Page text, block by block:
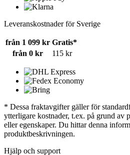
Leveranskostnader för Sverige
från 1 099 kr Gratis*
från 0 kr
115 kr
* Dessa fraktavgifter gäller för
ytterligare kostnader, t.ex. på grund av
eller egenskaper. Du hittar denna
produktbeskrivningen.
Hjälp och support